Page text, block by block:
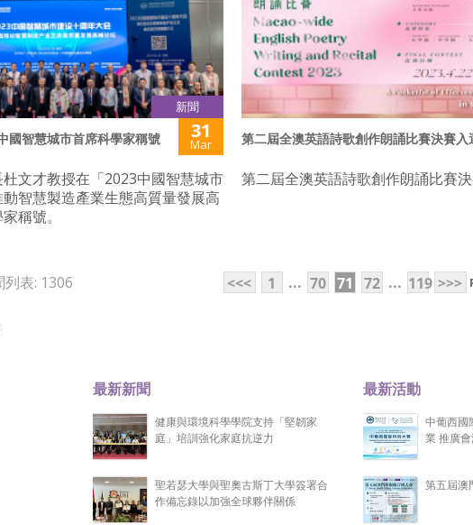
新聞
國智慧城市首席科學家稱號 31
Mar
文才教授在「2023中國智慧城市
智慧製造產業生態高質量發展高
稱號。
第二屆全澳英語詩歌創作朗誦比賽決賽入
第二屆全澳英語詩歌創作朗誦比賽
列表: 1306 <<< 1 ... 70 71 72 ... 119 >>>
最新新聞
健康與環境科學學院支持「堅韌家
庭」培訓強化家庭抗逆力
聖若瑟大學與聖奧古斯丁大學簽署合
作備忘錄以加強全球夥伴關係
最新活動
中葡西國
業 推廣
第五屆澳